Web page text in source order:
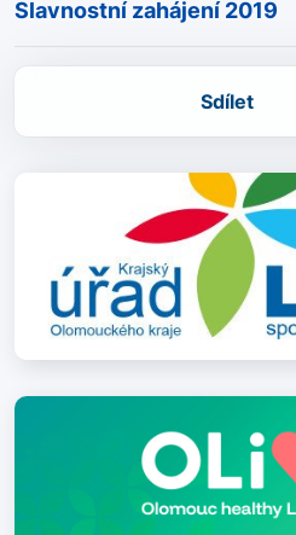
Slavnostní zahájení 2019
Sdílet